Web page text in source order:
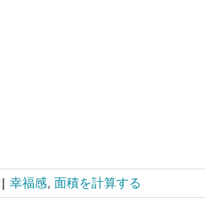
| 幸福感 面積を計算する